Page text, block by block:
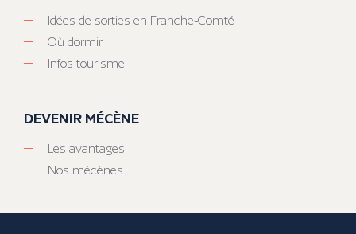
Idées de sorties en Franche-Comté
Où dormir
Infos tourisme
DEVENIR MÉCÈNE
Les avantages
Nos mécènes